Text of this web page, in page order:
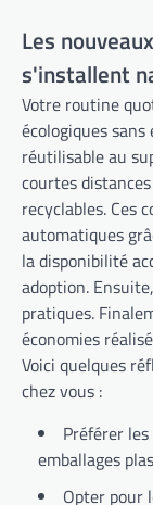
Les
s'installent
Votre routine
écologiques
réutilisable au
courtes
recyclables. Ces
automatiques
la disponibilité
adoption.
pratiques.
économies
Voici quelques
chez vous :
Préférer
emballages
Opter pour